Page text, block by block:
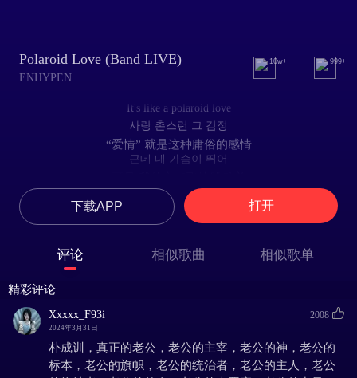
Polaroid Love (Band LIVE)
ENHYPEN
10w+ 999+
It's like a polaroid love
사랑 촌스런 그 감정
“爱情” 就是这种庸俗的感情
근데 내 가슴이 뛰어
왜 나 이래 나
我 我为何会这样呢
왜 사랑에 목매는 건지
어차피 뻔한 감정이잖아
我分明都已认清 对此深信不疑呢
看来 是个就算心如明镜 也会陷入的陷阱呢
나도 모르게 when you call my name
下载APP 打开
评论 相似歌曲 相似歌单
精彩评论
Xxxxx_F93i
2024年3月31日
2008
朴成训，真正的老公，老公的主宰，老公的神，老公的
标本，老公的旗帜，老公的统治者，老公的主人，老公